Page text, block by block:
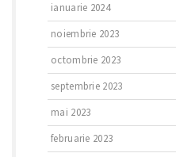
ianuarie 2024
noiembrie 2023
octombrie 2023
septembrie 2023
mai 2023
februarie 2023